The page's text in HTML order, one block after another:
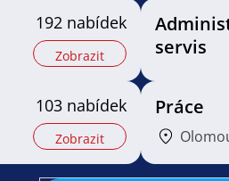
192 nabídek
Zobrazit
servis
103 nabídek
Zobrazit
Práce